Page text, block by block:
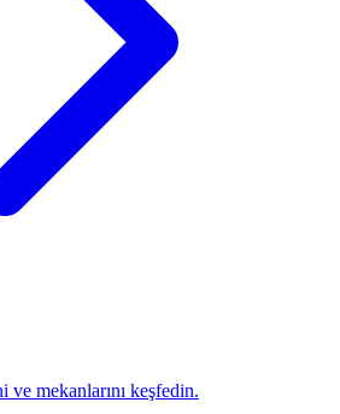
mekanlarını keşfedin.